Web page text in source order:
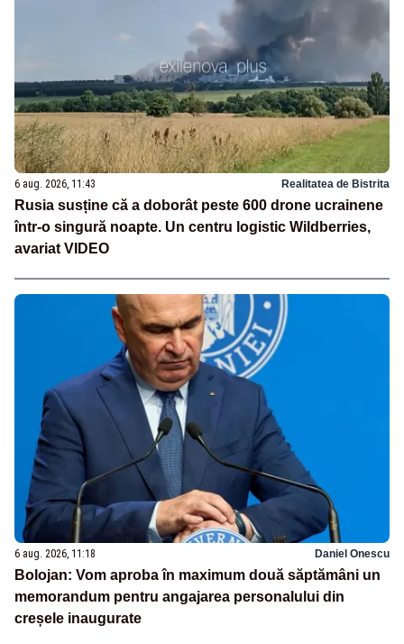
6 aug. 2026, 11:43 Realitatea de Bistrita
Rusia susține că a doborât peste 600 drone ucrainene
într-o singură noapte. Un centru logistic Wildberries,
avariat VIDEO
6 aug. 2026, 11:18 Daniel Onescu
Bolojan: Vom aproba în maximum două săptămâni un
memorandum pentru angajarea personalului din
creșele inaugurate